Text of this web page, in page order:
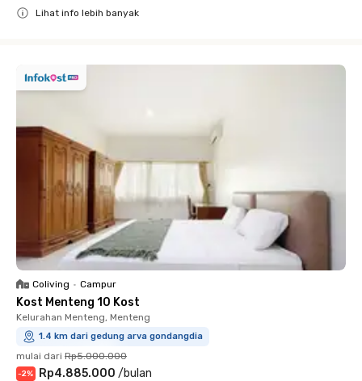
Lihat info lebih banyak
Coliving • Campur
Kost Menteng 10 Kost
Kelurahan Menteng, Menteng
1.4 km dari gedung arva gondangdia
mulai dari Rp5.000.000
-2% Rp4.885.000 /bulan